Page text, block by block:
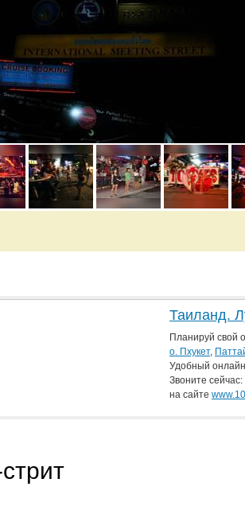
Таиланд.
Планируй свой
о. Пхукет,
Удобный
Звоните сейчас:
на сайте